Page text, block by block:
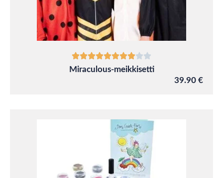
Miraculous-meikkisetti
39.90 €